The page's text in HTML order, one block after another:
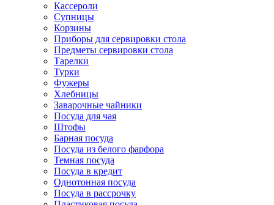
Кассероли
Супницы
Корзины
Приборы для сервировки стола
Предметы сервировки стола
Тарелки
Турки
Фужеры
Хлебницы
Заварочные чайники
Посуда для чая
Штофы
Барная посуда
Посуда из белого фарфора
Темная посуда
Посуда в кредит
Однотонная посуда
Посуда в рассрочку